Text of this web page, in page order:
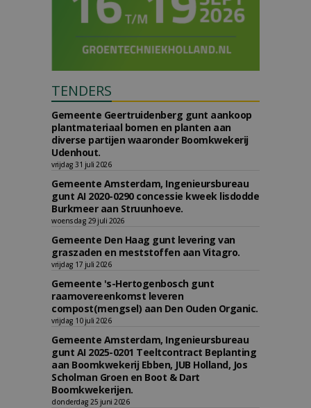
TENDERS
Gemeente Geertruidenberg gunt aankoop
plantmateriaal bomen en planten aan
diverse partijen waaronder Boomkwekerij
Udenhout.
vrijdag 31 juli 2026
Gemeente Amsterdam, Ingenieursbureau
gunt AI 2020-0290 concessie kweek lisdodde
Burkmeer aan Struunhoeve.
woensdag 29 juli 2026
Gemeente Den Haag gunt levering van
graszaden en meststoffen aan Vitagro.
vrijdag 17 juli 2026
Gemeente 's-Hertogenbosch gunt
raamovereenkomst leveren
compost(mengsel) aan Den Ouden Organic.
vrijdag 10 juli 2026
Gemeente Amsterdam, Ingenieursbureau
gunt AI 2025-0201 Teeltcontract Beplanting
aan Boomkwekerij Ebben, JUB Holland, Jos
Scholman Groen en Boot & Dart
Boomkwekerijen.
donderdag 25 juni 2026